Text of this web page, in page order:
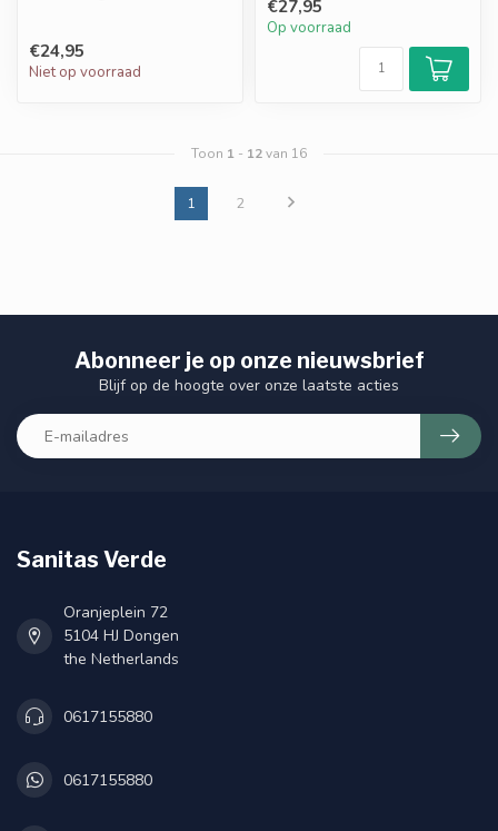
€24,95
Niet op voorraad
€27,95
Op voorraad
Toon 1 - 12van 16
1 2
Abonneer je op onze nieuwsbrief
Blijf op de hoogte over onze laatste acties
Sanitas Verde
Oranjeplein 72
5104 HJ Dongen
the Netherlands
0617155880
0617155880